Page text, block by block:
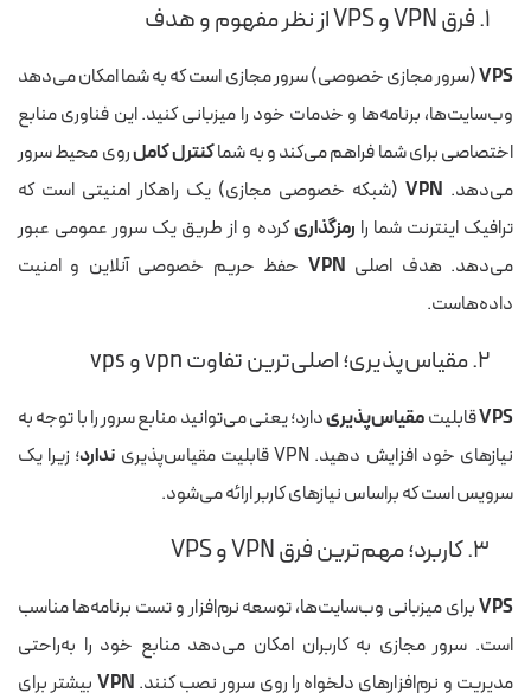
۱. فرق VPN و VPS از نظر مفهوم و هدف
VPS(سرور مجازی خصوصی) سرور مجازی است که به شما امکان می‌دهد
وب‌سایت‌ها، برنامه‌ها و خدمات خود را میزبانی کنید. این فناوری منابع
اختصاصی برای شما فراهم می‌کند و به شماکنترل کاملروی محیط سرور
می‌دهد. VPN (شبکه خصوصی مجازی) یک راهکار امنیتی است که
ترافیک اینترنت شما را رمزگذاریکرده و از طریق یک سرور عمومی عبور
می‌دهد. هدف اصلی VPN حفظ حریم خصوصی آنلاین و امنیت
داده‌هاست.
۲. مقیاس‌پذیری؛ اصلی‌ترین تفاوت vpn و vps
VPSقابلیتمقیاس‌پذیریدارد؛ یعنی می‌توانید منابع سرور را با توجه به
نیازهای خود افزایش دهید. VPN قابلیت مقیاس‌پذیری
ندارد؛ زیرا یک
سرویس است که براساس نیازهای کاربر ارائه می‌شود.
۳. کاربرد؛ مهم‌ترین فرق VPN و VPS
VPSبرای میزبانی وب‌سایت‌ها، توسعه نرم‌افزار و تست برنامه‌ها مناسب
است. سرور مجازی به کاربران امکان می‌دهد منابع خود را به‌راحتی
مدیریت و نرم‌افزارهای دلخواه را روی سرور نصب کنند. VPN بیشتر برای